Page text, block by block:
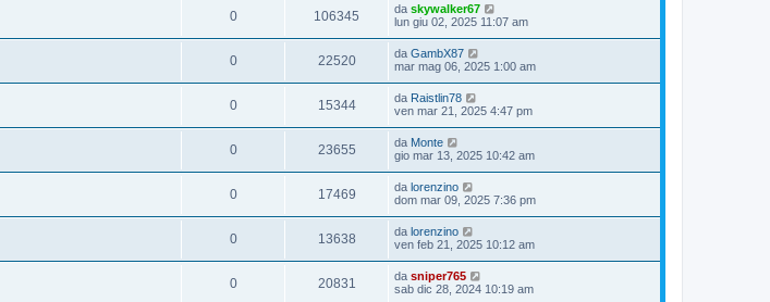
0 106345 da skywalker67
lun giu 02, 2025 11:07 am
0 22520 da GambX87
mar mag 06, 2025 1:00 am
0 15344 da Raistlin78
ven mar 21, 2025 4:47 pm
0 23655 da Monte
gio mar 13, 2025 10:42 am
0 17469 da lorenzino
dom mar 09, 2025 7:36 pm
0 13638 da lorenzino
ven feb 21, 2025 10:12 am
0 20831 da sniper765
sab dic 28, 2024 10:19 am